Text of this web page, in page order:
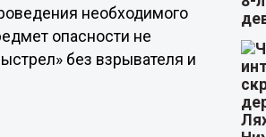
необходимого
опасности не
без взрывателя и